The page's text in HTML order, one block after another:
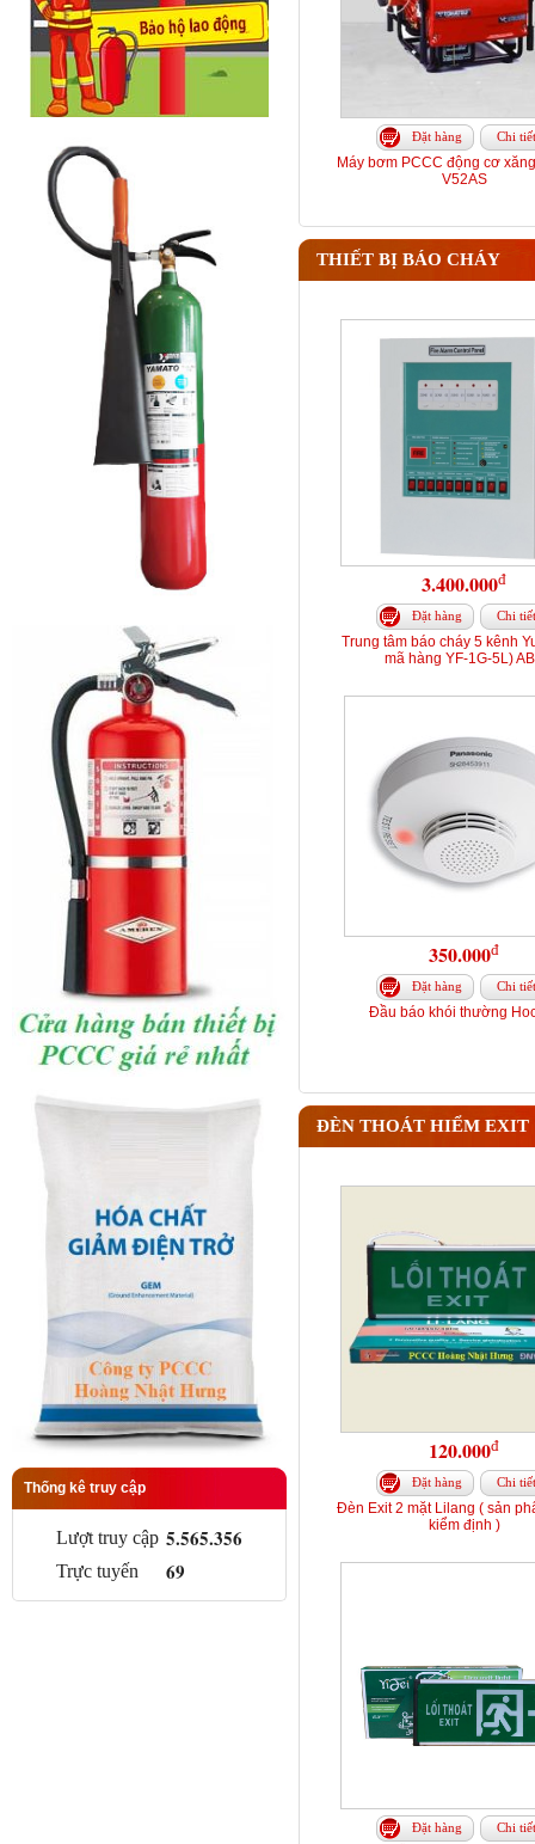
Thống kê truy cập
Lượt truy cập 5.565.356
Trực tuyến 69
Đặt hàng Chi tiết
Máy bơm PCCC động cơ
V52AS
THIẾT BỊ BÁO CHÁY
3.400.000đ
Đặt hàng Chi tiết
Trung tâm báo cháy 5 kênh
mã hàng YF-1G-5L)
350.000đ
Đặt hàng Chi tiết
Đầu báo khói thường
ĐÈN THOÁT HIỂM EXIT
120.000đ
Đặt hàng Chi tiết
Đèn Exit 2 mặt Lilang ( sản
kiểm định )
Đặt hàng Chi tiết